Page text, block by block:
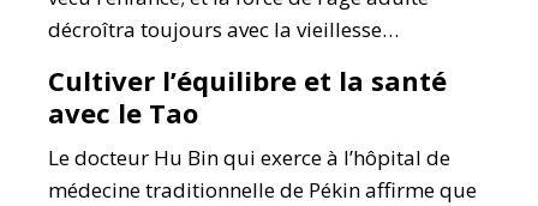
décroîtra toujours avec la vieillesse…
Cultiver l’équilibre et la santé
avec le Tao
Le docteur Hu Bin qui exerce à l’hôpital de
médecine traditionnelle de Pékin affirme que